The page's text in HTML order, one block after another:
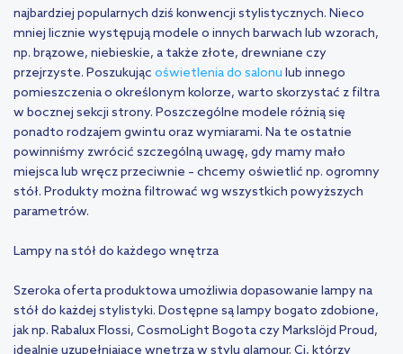
najbardziej popularnych dziś konwencji stylistycznych. Nieco
mniej licznie występują modele o innych barwach lub wzorach,
np. brązowe, niebieskie, a także złote, drewniane czy
przejrzyste. Poszukując oświetlenia do salonu lub innego
pomieszczenia o określonym kolorze, warto skorzystać z filtra
w bocznej sekcji strony. Poszczególne modele różnią się
ponadto rodzajem gwintu oraz wymiarami. Na te ostatnie
powinniśmy zwrócić szczególną uwagę, gdy mamy mało
miejsca lub wręcz przeciwnie – chcemy oświetlić np. ogromny
stół. Produkty można filtrować wg wszystkich powyższych
parametrów.
Lampy na stół do każdego wnętrza
Szeroka oferta produktowa umożliwia dopasowanie lampy na
stół do każdej stylistyki. Dostępne są lampy bogato zdobione,
jak np. Rabalux Flossi, CosmoLight Bogota czy Markslöjd Proud,
idealnie uzupełniające wnętrza w stylu glamour. Ci, którzy